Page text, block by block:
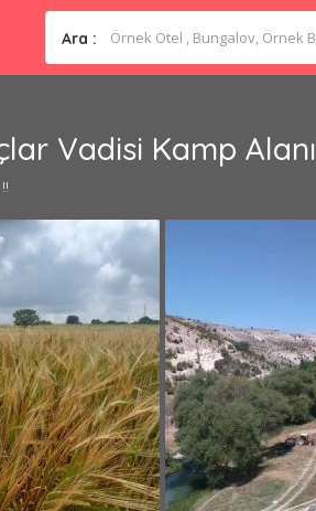
Ara :
Vadisi Kamp Alanı